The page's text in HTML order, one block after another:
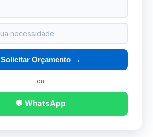
Solicitar Orçamento →
ou
💬 WhatsApp